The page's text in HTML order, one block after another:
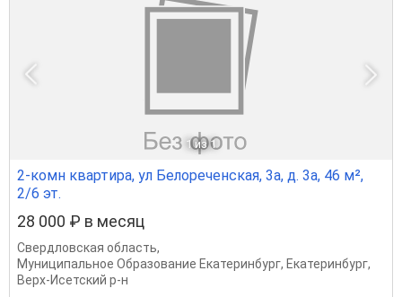
1 из 1
2-комн квартира, ул Белореченская, 3а, д. 3а, 46 м²,
2/6 эт.
28 000 ₽ в месяц
Свердловская область,
Муниципальное Образование Екатеринбург, Екатеринбург,
Верх-Исетский р-н